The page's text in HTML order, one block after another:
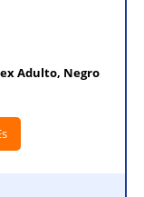
Adulto, Negro